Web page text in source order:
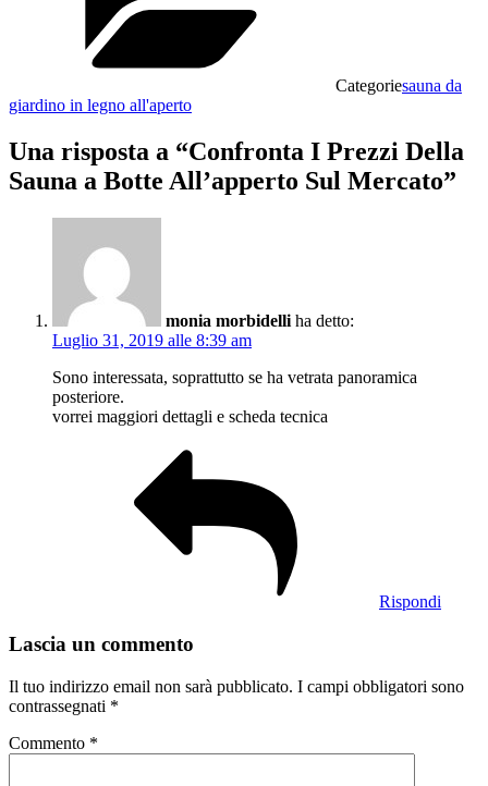
Categoriesauna da
giardino in legno all'aperto
Una risposta a “Confronta I Prezzi Della
Sauna a Botte All’apperto Sul Mercato”
monia morbidelli ha detto:
Luglio 31, 2019 alle 8:39 am
Sono interessata, soprattutto se ha vetrata panoramica
posteriore.
vorrei maggiori dettagli e scheda tecnica
Rispondi
Lascia un commento
Il tuo indirizzo email non sarà pubblicato. I campi obbligatori sono
contrassegnati *
Commento *